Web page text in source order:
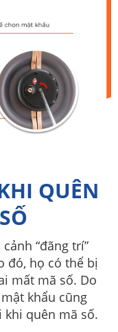
QUÊN
“đãng trí”
đó, họ có thể bị
mất mã số. Do
khẩu cũng
quên mã số.